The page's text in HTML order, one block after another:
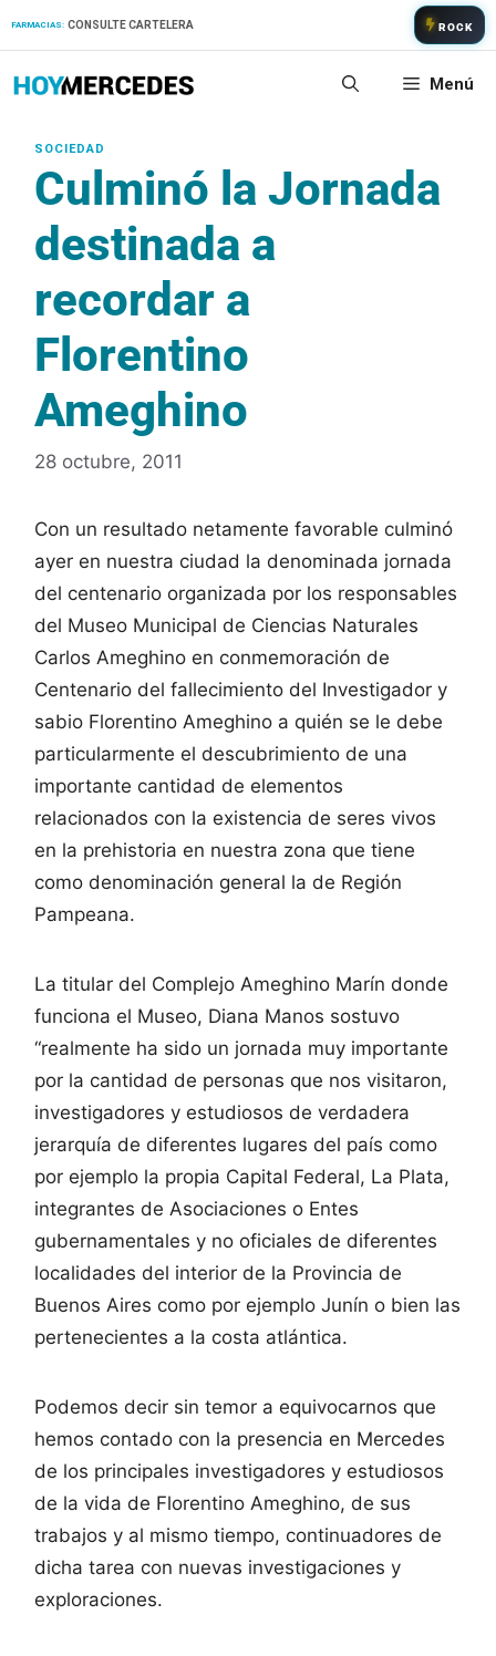
FARMACIAS: CONSULTE CARTELERA ROCK
Menú
Culminó la Jornada
destinada a
recordar a
Florentino
Ameghino
28 octubre, 2011
Con un resultado netamente favorable culminó
ayer en nuestra ciudad la denominada jornada
del centenario organizada por los responsables
del Museo Municipal de Ciencias Naturales
Carlos Ameghino en conmemoración de
Centenario del fallecimiento del Investigador y
sabio Florentino Ameghino a quién se le debe
particularmente el descubrimiento de una
importante cantidad de elementos
relacionados con la existencia de seres vivos
en la prehistoria en nuestra zona que tiene
como denominación general la de Región
Pampeana.
La titular del Complejo Ameghino Marín donde
funciona el Museo, Diana Manos sostuvo
“realmente ha sido un jornada muy importante
por la cantidad de personas que nos visitaron,
investigadores y estudiosos de verdadera
jerarquía de diferentes lugares del país como
por ejemplo la propia Capital Federal, La Plata,
integrantes de Asociaciones o Entes
gubernamentales y no oficiales de diferentes
localidades del interior de la Provincia de
Buenos Aires como por ejemplo Junín o bien las
pertenecientes a la costa atlántica.
Podemos decir sin temor a equivocarnos que
hemos contado con la presencia en Mercedes
de los principales investigadores y estudiosos
de la vida de Florentino Ameghino, de sus
trabajos y al mismo tiempo, continuadores de
dicha tarea con nuevas investigaciones y
exploraciones.